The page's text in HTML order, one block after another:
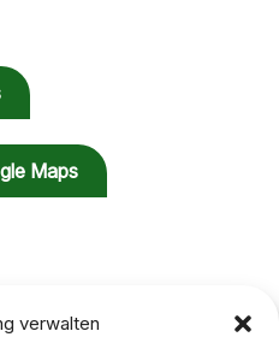
verwalten
Maps